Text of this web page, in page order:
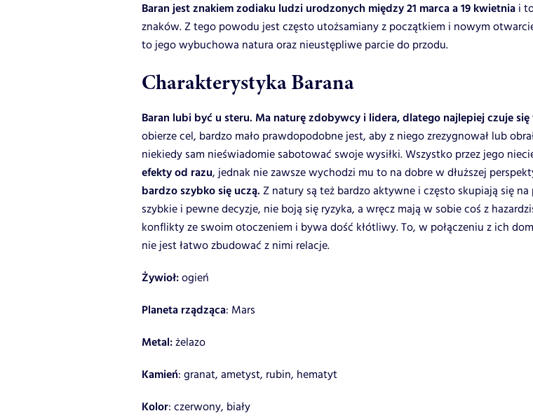
Baran jest znakiem zodiaku ludzi urodzonych między 21 marca a 19 kwietnia i
znaków. Z tego powodu jest często utożsamiany z początkiem i nowym
to jego wybuchowa natura oraz nieustępliwe parcie do przodu.
Charakterystyka Barana
Baran lubi być u steru. Ma naturę zdobywcy i lidera, dlatego najlepiej czuje
obierze cel, bardzo mało prawdopodobne jest, aby z niego zrezygnował lub
niekiedy sam nieświadomie sabotować swoje wysiłki. Wszystko przez jego
efekty od razu, jednak nie zawsze wychodzi mu to na dobre w dłuższej
bardzo szybko się uczą. Z natury są też bardzo aktywne i często skupiają się
szybkie i pewne decyzje, nie boją się ryzyka, a wręcz mają w sobie coś z
konflikty ze swoim otoczeniem i bywa dość kłótliwy. To, w połączeniu z ich
nie jest łatwo zbudować z nimi relacje.
Żywioł:ogień
Planeta rządząca: Mars
Metal:żelazo
Kamień: granat, ametyst, rubin, hematyt
Kolor: czerwony, biały